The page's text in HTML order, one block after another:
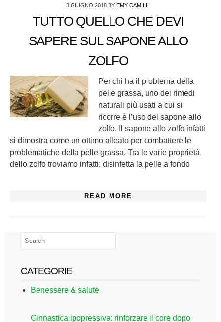
3 GIUGNO 2018 BY EMY CAMILLI
TUTTO QUELLO CHE DEVI
SAPERE SUL SAPONE ALLO
ZOLFO
Per chi ha il problema della
pelle grassa, uno dei rimedi
naturali più usati a cui si
ricorre è l’uso del sapone allo
zolfo. Il sapone allo zolfo infatti
si dimostra come un ottimo alleato per combattere le
problematiche della pelle grassa. Tra le varie proprietà
dello zolfo troviamo infatti: disinfetta la pelle a fondo
READ MORE
CATEGORIE
Benessere & salute
Ginnastica ipopressiva: rinforzare il core dopo